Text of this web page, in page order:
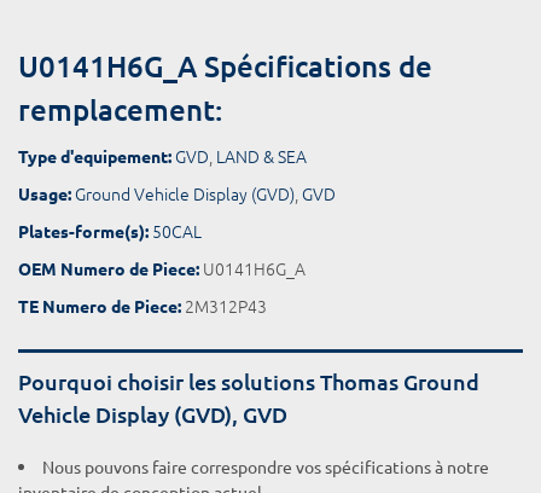
U0141H6G_A Spécifications de
remplacement:
Type d'equipement: GVD, LAND & SEA
Usage: Ground Vehicle Display (GVD), GVD
Plates-forme(s): 50CAL
OEM Numero de Piece: U0141H6G_A
TE Numero de Piece: 2M312P43
Pourquoi choisir les solutions Thomas Ground
Vehicle Display (GVD), GVD
Nous pouvons faire correspondre vos spécifications à notre